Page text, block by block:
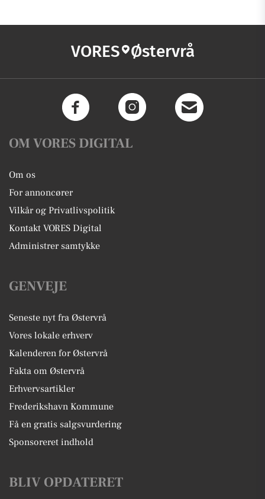
VORES Østervrå
OM VORES DIGITAL
Om os
For annoncører
Vilkår og Privatlivspolitik
Kontakt VORES Digital
Administrer samtykke
GENVEJE
Seneste nyt fra Østervrå
Vores lokale erhverv
Kalenderen for Østervrå
Fakta om Østervrå
Erhvervsartikler
Frederikshavn Kommune
Få en gratis salgsvurdering
Sponsoreret indhold
BLIV OPDATERET